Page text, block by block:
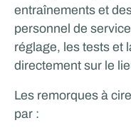
entraînements et
personnel de
réglage, les tests et
directement sur le
Les remorques à
par :